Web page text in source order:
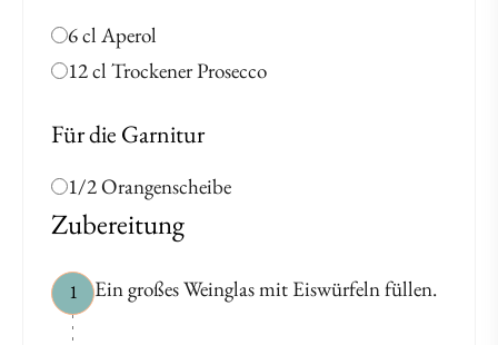
6 cl Aperol
12 cl Trockener Prosecco
Für die Garnitur
1/2 Orangenscheibe
Zubereitung
1 Ein großes Weinglas mit Eiswürfeln füllen.